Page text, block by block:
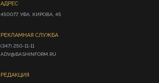
АДРЕС
450077, УФА, КИРОВА, 45
РЕКЛАМНАЯ СЛУЖБА
(347) 250-11-11
ADV@BASHINFORM.RU
РЕДАКЦИЯ